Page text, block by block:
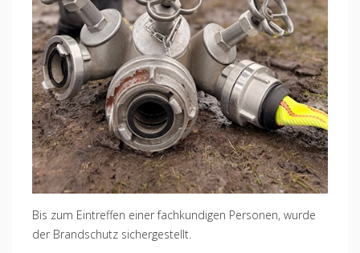
Bis zum Eintreffen einer fachkundigen Personen, wurde
der Brandschutz sichergestellt.